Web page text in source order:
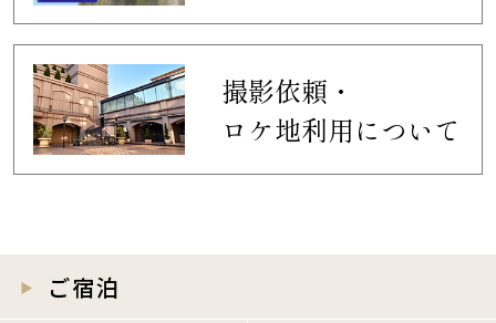
撮影依頼・
ロケ地利用について
ご宿泊